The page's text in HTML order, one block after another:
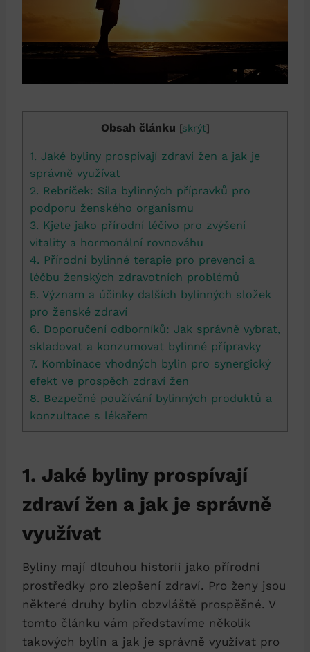
Obsah článku [skrýt]
1. Jaké byliny prospívají zdraví žen a jak je
správně využívat
2. Rebríček: Síla bylinných přípravků pro
podporu ženského organismu
3. Kjete jako přírodní léčivo pro zvýšení
vitality a hormonální rovnováhu
4. Přírodní bylinné terapie pro prevenci a
léčbu ženských zdravotních problémů
5. Význam a účinky dalších bylinných složek
pro ženské zdraví
6. Doporučení odborníků: Jak správně vybrat,
skladovat a konzumovat bylinné přípravky
7. Kombinace vhodných bylin pro synergický
efekt ve prospěch zdraví žen
8. Bezpečné používání bylinných produktů a
konzultace s lékařem
1. Jaké byliny prospívají
zdraví žen a jak je správně
využívat
Byliny mají dlouhou historii jako přírodní
prostředky pro zlepšení zdraví. Pro ženy jsou
některé druhy bylin obzvláště prospěšné. V
tomto článku vám představíme několik
takových bylin a jak je správně využívat pro